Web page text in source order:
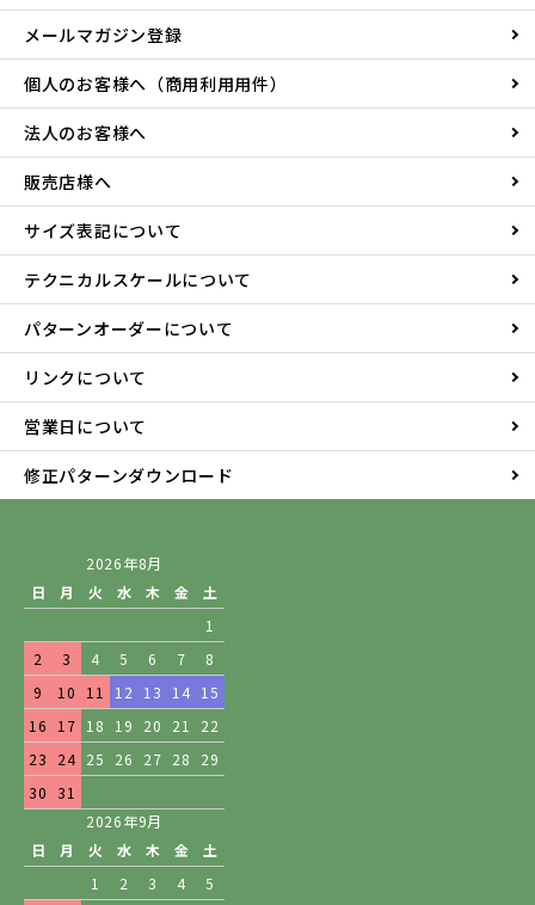
メールマガジン登録
個人のお客様へ（商用利用用件）
法人のお客様へ
販売店様へ
サイズ表記について
テクニカルスケールについて
パターンオーダーについて
リンクについて
営業日について
修正パターンダウンロード
2026年8月
日
月 火 水 木 金
土
1
2
3 4 5 6 7
8
9
10 11 12 13 14 15
16
17 18 19 20 21
22
23
24 25 26 27 28
29
30
31
2026年9月
日
月 火 水 木 金
土
1
2 3 4
5